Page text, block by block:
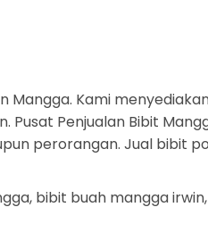
Kami
Penjualan Bibit
perorangan. Jual bibit
bibit buah mangga